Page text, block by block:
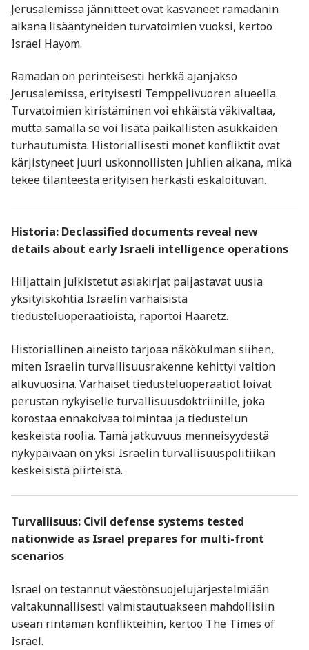
Jerusalemissa jännitteet ovat kasvaneet ramadanin
aikana lisääntyneiden turvatoimien vuoksi, kertoo
Israel Hayom.
Ramadan on perinteisesti herkkä ajanjakso
Jerusalemissa, erityisesti Temppelivuoren alueella.
Turvatoimien kiristäminen voi ehkäistä väkivaltaa,
mutta samalla se voi lisätä paikallisten asukkaiden
turhautumista. Historiallisesti monet konfliktit ovat
kärjistyneet juuri uskonnollisten juhlien aikana, mikä
tekee tilanteesta erityisen herkästi eskaloituvan.
Historia: Declassified documents reveal new
details about early Israeli intelligence operations
Hiljattain julkistetut asiakirjat paljastavat uusia
yksityiskohtia Israelin varhaisista
tiedusteluoperaatioista, raportoi Haaretz.
Historiallinen aineisto tarjoaa näkökulman siihen,
miten Israelin turvallisuusrakenne kehittyi valtion
alkuvuosina. Varhaiset tiedusteluoperaatiot loivat
perustan nykyiselle turvallisuusdoktriinille, joka
korostaa ennakoivaa toimintaa ja tiedustelun
keskeistä roolia. Tämä jatkuvuus menneisyydestä
nykypäivään on yksi Israelin turvallisuuspolitiikan
keskeisistä piirteistä.
Turvallisuus: Civil defense systems tested
nationwide as Israel prepares for multi-front
scenarios
Israel on testannut väestönsuojelujärjestelmiään
valtakunnallisesti valmistautuakseen mahdollisiin
usean rintaman konflikteihin, kertoo The Times of
Israel.